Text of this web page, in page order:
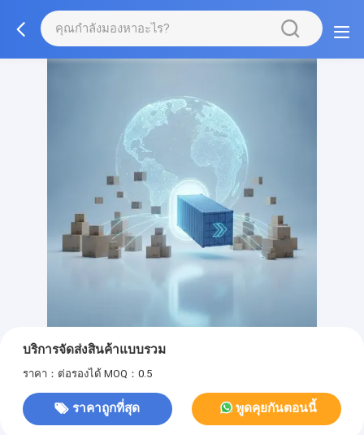
บริการจัดส่งสินค้าแบบรวม
ราคา：ต่อรองได้ MOQ：0.5
ราคาถูกที่สุด พูดคุยกันตอนนี้